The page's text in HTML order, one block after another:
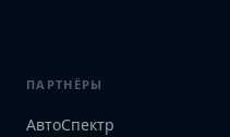
ПАРТНЁРЫ
АвтоСпектр